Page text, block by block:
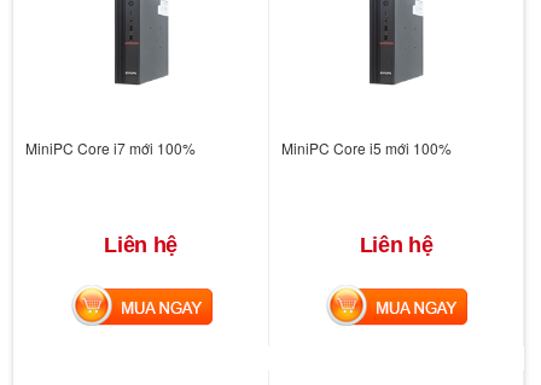
MiniPC Core i7 mới 100%
Liên hệ
MUA NGAY
MiniPC Core i5 mới 100%
Liên hệ
MUA NGAY